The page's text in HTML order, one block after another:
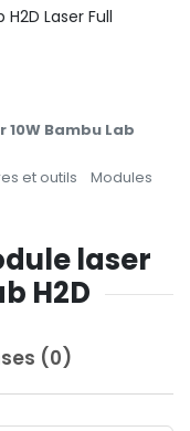
Laser Full
10W Bambu Lab
et outils Modules
laser
H2D
(0)